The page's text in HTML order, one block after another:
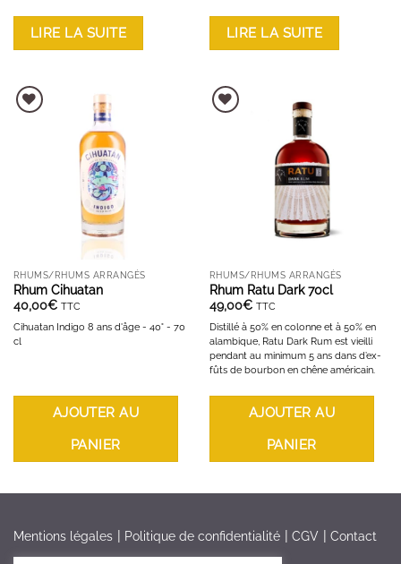
LIRE LA SUITE LIRE LA SUITE
AJOUTER À LA LISTE D'ENVIES
RHUMS/RHUMS ARRANGÉS
Rhum Cihuatan
40,00€ TTC
Cihuatan Indigo 8 ans d'âge - 40° - 70
cl
AJOUTER AU
PANIER
AJOUTER À LA LISTE D'ENVIES
RHUMS/RHUMS ARRANGÉS
Rhum Ratu Dark 70cl
49,00€ TTC
Distillé à 50% en colonne et à 50% en
alambique, Ratu Dark Rum est vieilli
pendant au minimum 5 ans dans d’ex-
fûts de bourbon en chêne américain.
AJOUTER AU
PANIER
Mentions légales Politique de confidentialité CGV Contact